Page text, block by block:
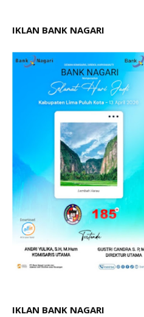
IKLAN BANK NAGARI
IKLAN BANK NAGARI